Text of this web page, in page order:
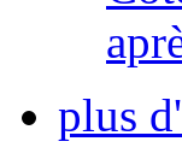
plus